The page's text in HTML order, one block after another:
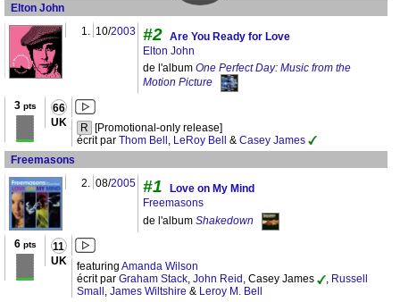
Elton John
1. 10/2003 #2 Are You Ready for Love
Elton John
de l'album One Perfect Day: Music from the
Motion Picture
3pts 66
UK R [Promotional-only release]
écrit par Thom Bell LeRoy Bell & Casey James
Freemasons
2.
08/2005 #1
Love on My Mind
Freemasons
de l'album Shakedown
6pts 11
UK featuring Amanda Wilson
écrit par Graham Stack, John Reid , Casey James , Russell
Small , James Wiltshire & Leroy M. Bell